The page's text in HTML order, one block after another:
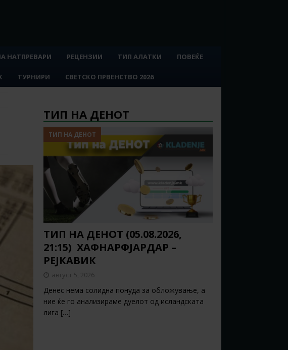
НАТПРЕВАРИ РЕЦЕНЗИИ ТИП АЛАТКИ ПОВЕЌЕ
ТУРНИРИ СВЕТСКО ПРВЕНСТВО 2026
ТИП НА ДЕНОТ
ТИП НА ДЕНОТ
ТИП НА ДЕНОТ (05.08.2026,
21:15) ХАФНАРФЈАРДАР –
РЕЈКАВИК
август 5, 2026
Денес нема солидна понуда за обложување, а
ние ќе го анализираме дуелот од исландската
лига […]